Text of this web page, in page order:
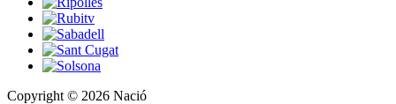
Copyright © 2026 Nació